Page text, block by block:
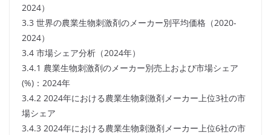
2024）
3.3 世界の農業生物刺激剤のメーカー別平均価格（2020-
2024）
3.4 市場シェア分析（2024年）
3.4.1 農業生物刺激剤のメーカー別売上および市場シェア
(%)：2024年
3.4.2 2024年における農業生物刺激剤メーカー上位3社の市
場シェア
3.4.3 2024年における農業生物刺激剤メーカー上位6社の市